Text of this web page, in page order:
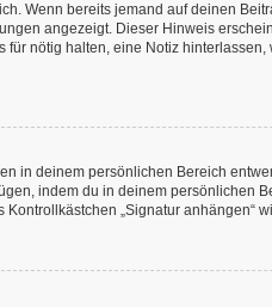
Wenn bereits jemand auf deinen
angezeigt. Dieser Hinweis
nötig halten, eine Notiz
in deinem persönlichen Bereich
indem du in deinem persönlichen
„Signatur anhängen“